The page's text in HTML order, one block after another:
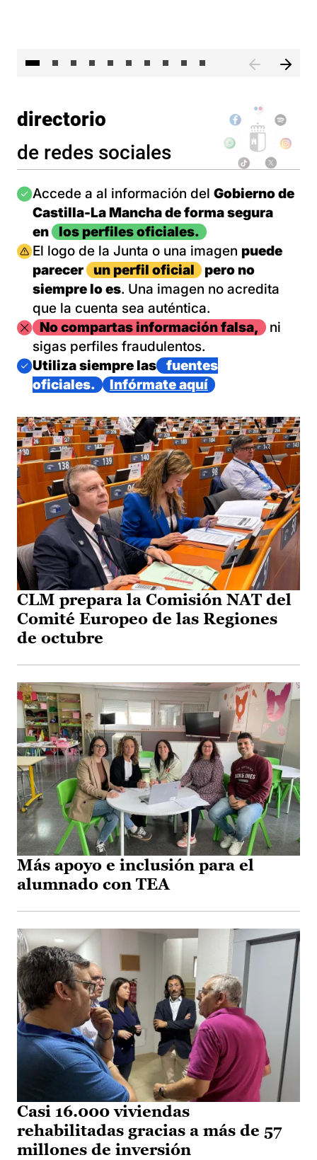
directorio
de redes sociales
Imagen
Accede a al información del Gobierno de
Castilla-La Mancha de forma segura
en
los perfiles oficiales.
Imagen
El logo de la Junta o una imagen puede
parecer
un perfil oficial
pero no
siempre lo es. Una imagen no acredita
que la cuenta sea auténtica.
ImagenNo compartas información falsa,
ni
sigas perfiles fraudulentos.
Imagen
Utiliza siempre las
fuentes
oficiales.
Infórmate aquí
CLM prepara la Comisión NAT del
Comité Europeo de las Regiones
de octubre
Más apoyo e inclusión para el
alumnado con TEA
Casi 16.000 viviendas
rehabilitadas gracias a más de 57
millones de inversión